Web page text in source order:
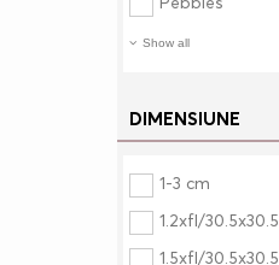
Show all
DIMENSIUNE
1-3 cm
1.2xfl/30.5x30.5
1.5xfl/30.5x30.5